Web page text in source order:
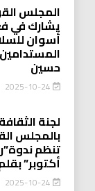
المجلس
يشارك في
أسوان
حسين
2025-10-24
لجنة
بالمجلس
تنظم
أكتوبر”
2025-10-24